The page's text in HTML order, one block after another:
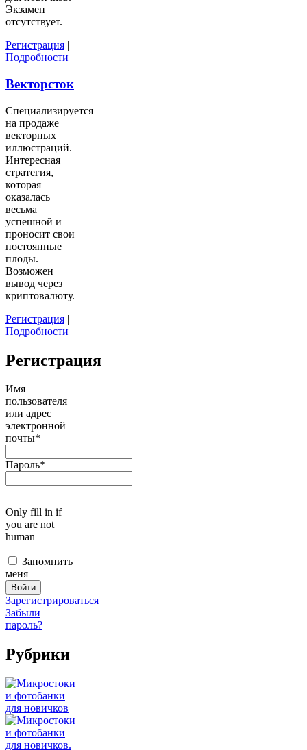
Экзамен
отсутствует.
Регистрация |
Подробности
Векторсток
Специализируется
на продаже
векторных
иллюстраций.
Интересная
стратегия,
которая
оказалась
весьма
успешной и
проносит свои
постоянные
плоды.
Возможен
вывод через
криптовалюту.
Регистрация |
Подробности
Регистрация
Имя
пользователя
или адрес
электронной
почты*
Пароль*
Only fill in if
you are not
human
Запомнить
меня
Зарегистрироваться
Забыли
пароль?
Рубрики